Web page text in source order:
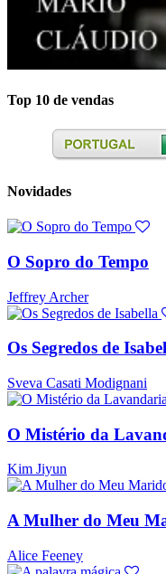
Top 10 de vendas
Novidades
O Sopro do Tempo
Jeffrey Archer
Os Segredos de
Sveva Casati Modignani
O Mistério da
Kim Jiyun
A Mulher do Meu
Alice Feeney